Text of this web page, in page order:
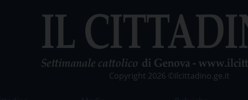
Copyright 2026 ©ilcittadino.ge.it